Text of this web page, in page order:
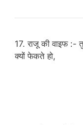
17. राजू की वाइफ :-
क्यों फेकते हो,